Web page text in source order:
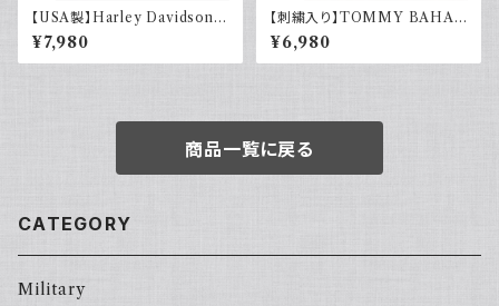
【USA製】Harley Davidson
ハーレーダビッドソン プリントT
シャツ 古着 フェードグレー 00s
イーグル 大きめ
¥7,980
【刺繍入り】TOMMY BAHA
MA トミーバハマ オープンカラ
ーシャツ シルク100％ 開禁 古
着 アメカジ ストライプ
¥6,980
商品一覧に戻る
CATEGORY
Military